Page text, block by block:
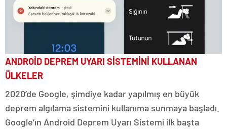
ANDROİD DEPREM UYARI SİSTEMİNİ KULLANAN
ÜLKELER
2020’de Google, şimdiye kadar yapılmış en büyük
deprem algılama sistemini kullanıma sunmaya başladı.
Google’ın Android Deprem Uyarı Sistemi ilk başta